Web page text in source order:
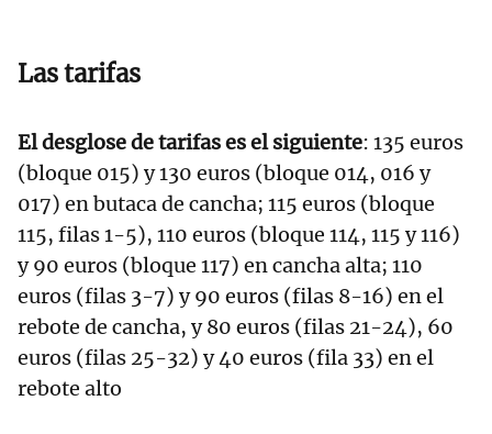
Las tarifas
El desglose de tarifas es el siguiente: 135 euros
(bloque 015) y 130 euros (bloque 014, 016 y
017) en butaca de cancha; 115 euros (bloque
115, filas 1-5), 110 euros (bloque 114, 115 y 116)
y 90 euros (bloque 117) en cancha alta; 110
euros (filas 3-7) y 90 euros (filas 8-16) en el
rebote de cancha, y 80 euros (filas 21-24), 60
euros (filas 25-32) y 40 euros (fila 33) en el
rebote alto